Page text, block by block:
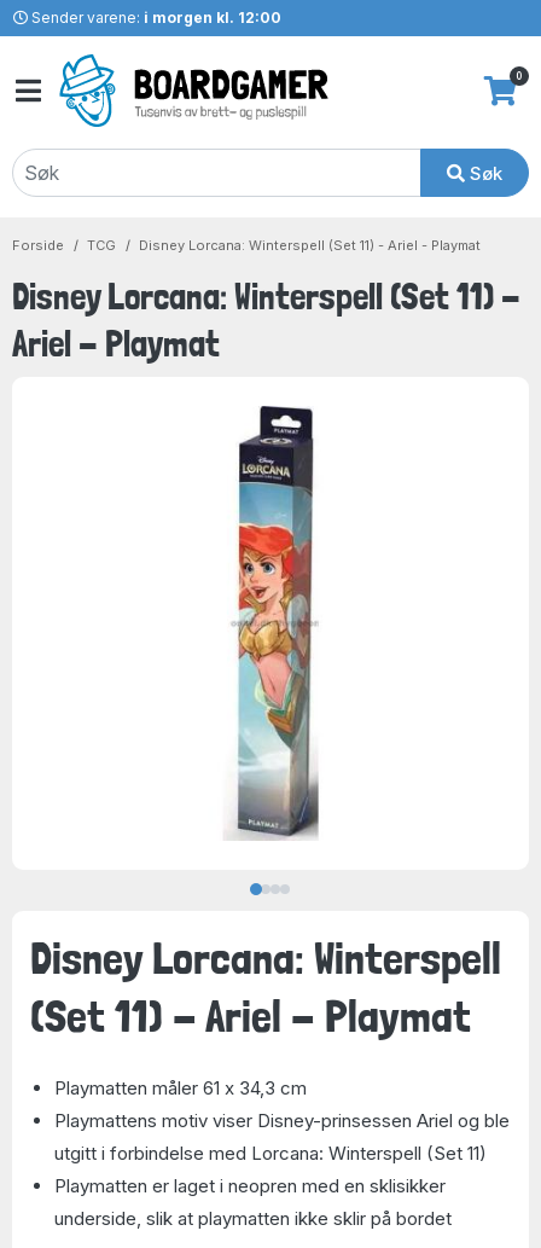
Sender varene: i morgen kl. 12:00
Søk
0
Forside TCG Disney Lorcana: Winterspell (Set 11) - Ariel - Playmat
Disney Lorcana: Winterspell (Set 11) -
Ariel - Playmat
Disney Lorcana: Winterspell
(Set 11) - Ariel - Playmat
Playmatten måler 61 x 34,3 cm
Playmattens motiv viser Disney-prinsessen Ariel og ble
utgitt i forbindelse med Lorcana: Winterspell (Set 11)
Playmatten er laget i neopren med en sklisikker
underside, slik at playmatten ikke sklir på bordet